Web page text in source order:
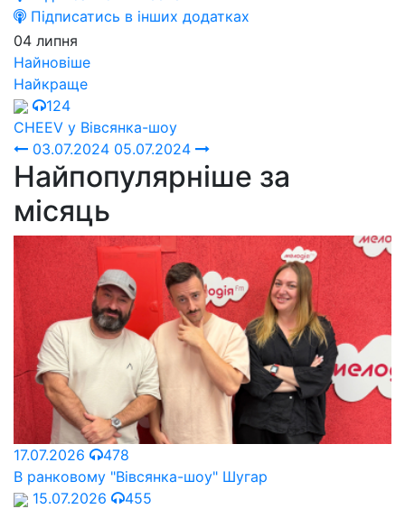
Підписатись в інших додатках
04 липня
Найновіше
Найкраще
124
СHEEV у Вівсянка-шоу
03.07.2024 05.07.2024
Найпопулярніше за
місяць
17.07.2026
478
В ранковому "Вівсянка-шоу" Шугар
15.07.2026
455